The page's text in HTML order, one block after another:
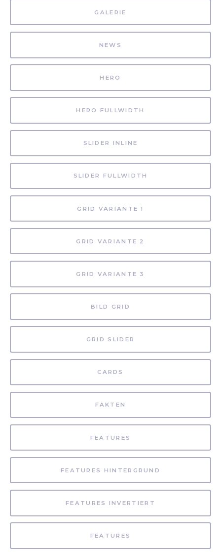
GALERIE
NEWS
HERO
HERO FULLWIDTH
SLIDER INLINE
SLIDER FULLWIDTH
GRID VARIANTE 1
GRID VARIANTE 2
GRID VARIANTE 3
BILD GRID
GRID SLIDER
CARDS
FAKTEN
FEATURES
FEATURES HINTERGRUND
FEATURES INVERTIERT
FEATURES